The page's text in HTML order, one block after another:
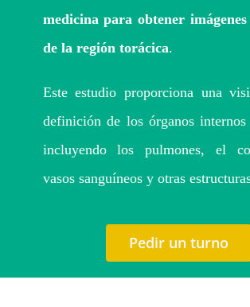
medicina para obtener
de la región torácica.
Este estudio proporciona una
definición de los órganos internos
incluyendo los pulmones, el
vasos sanguíneos y otras
Pedir un turno